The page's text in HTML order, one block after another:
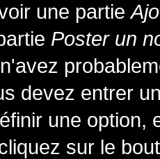
une partie
Poster un
devez entrer
une option,
sur le